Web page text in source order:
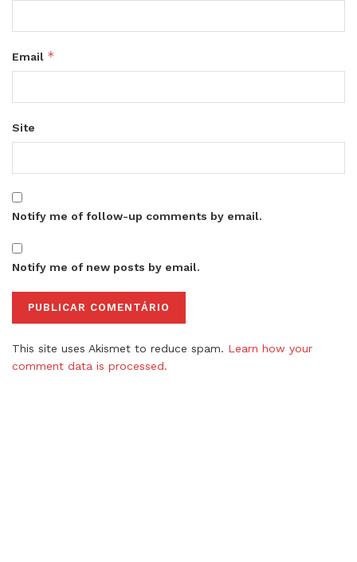
Email *
Site
Notify me of follow-up comments by email.
Notify me of new posts by email.
This site uses Akismet to reduce spam. Learn how your
comment data is processed.